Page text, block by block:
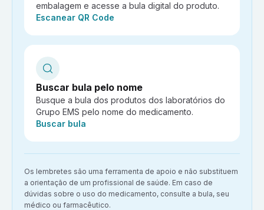
embalagem e acesse a bula digital do produto.
Ação:
Escanear QR Code
Buscar bula pelo nome
Busque a bula dos produtos dos laboratórios do
Grupo EMS pelo nome do medicamento.
Ação:
Buscar bula
Aviso importante:
Os lembretes são uma ferramenta de apoio e não substituem
a orientação de um profissional de saúde. Em caso de
dúvidas sobre o uso do medicamento, consulte a bula, seu
médico ou farmacêutico.